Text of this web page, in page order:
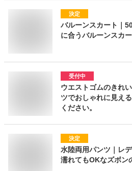
決定
バルーンスカート｜
に合うバルーンスカ
受付中
ウエストゴムのきれ
ツでおしゃれに見え
ください。
決定
水陸両用パンツ｜レ
濡れてもOKなズボン